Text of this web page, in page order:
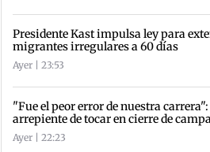
Presidente Kast impulsa ley para
migrantes irregulares a 60 días
Ayer | 23:53
"Fue el peor error de nuestra
arrepiente de tocar en cierre de
Ayer | 22:23